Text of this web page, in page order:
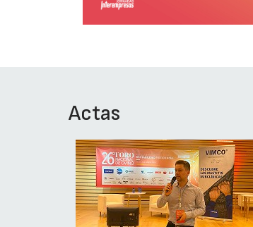
Actas